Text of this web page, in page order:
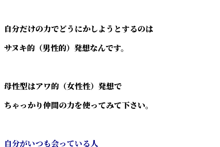
自分だけの力でどうにかしようとするのは
サヌキ的（男性的）発想なんです。
母性型はアワ的（女性性）発想で
ちゃっかり仲間の力を使ってみて下さい。
自分がいつも会っている人